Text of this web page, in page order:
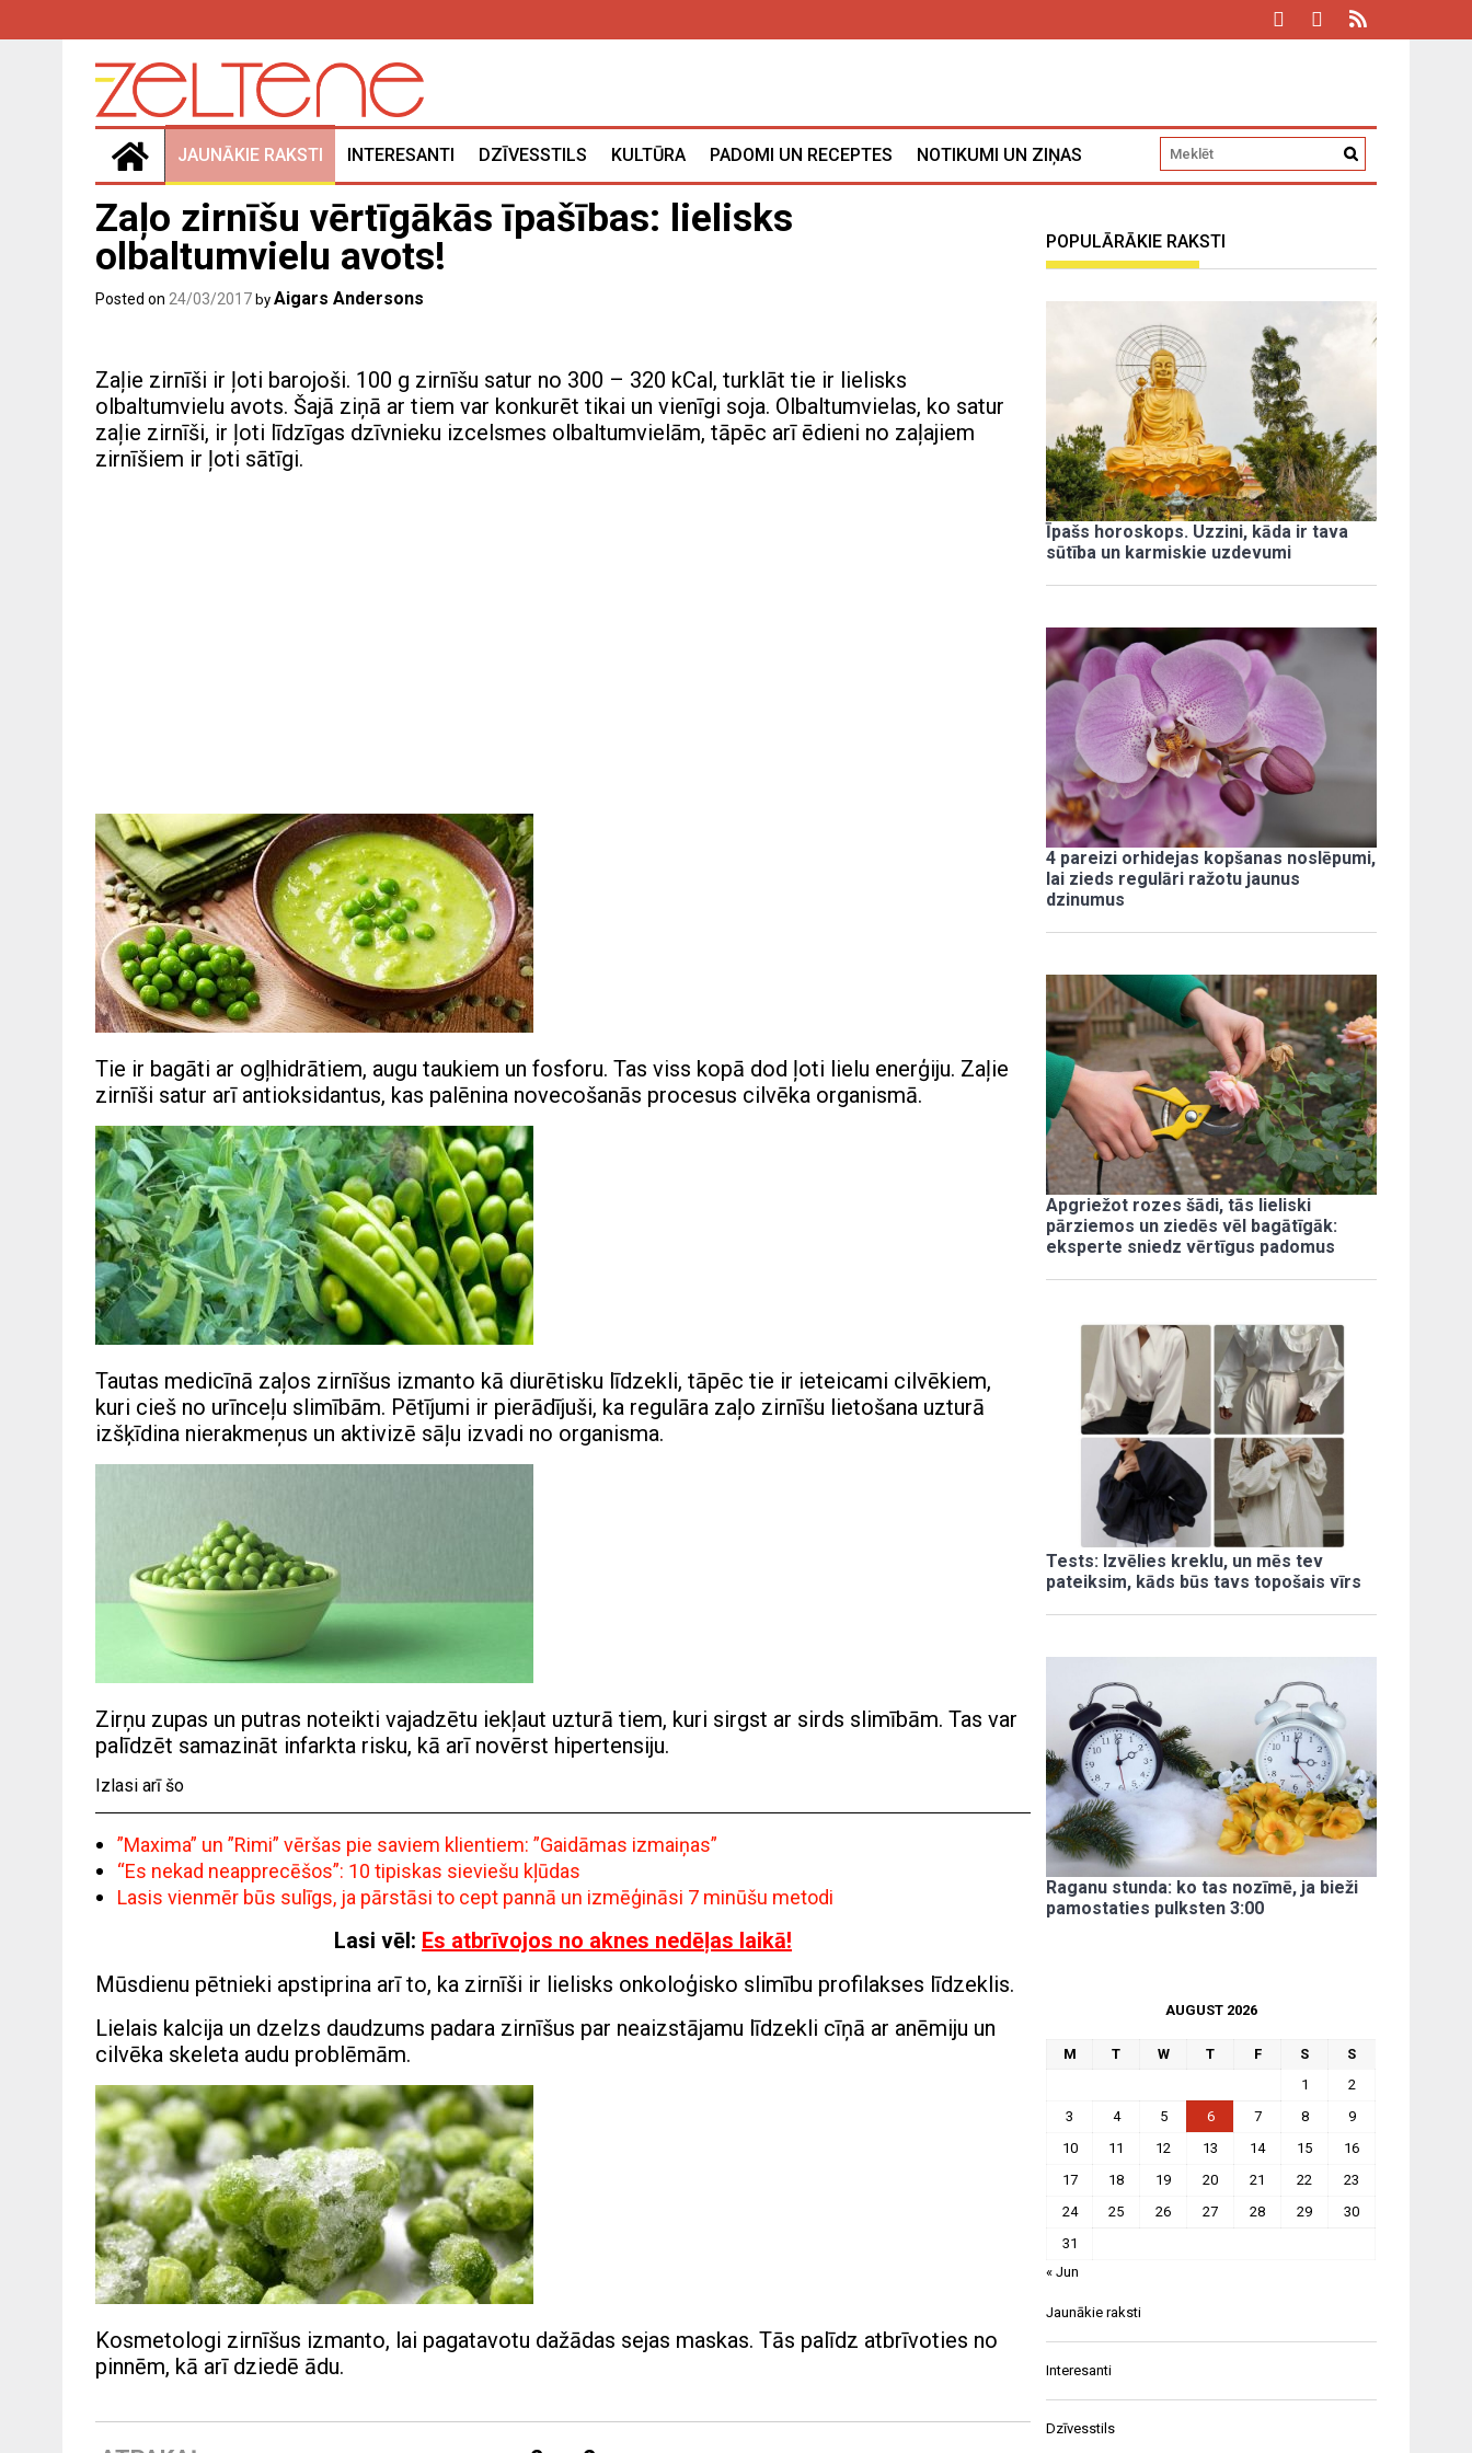
JAUNĀKIE RAKSTI INTERESANTI DZĪVESSTILS KULTŪRA PADOMI UN RECEPTES NOTIKUMI UN ZIŅAS
Zaļo zirnīšu vērtīgākās īpašības: lielisks
olbaltumvielu avots!
Posted on 24/03/2017 by Aigars Andersons
Zaļie zirnīši ir ļoti barojoši. 100 g zirnīšu satur no 300 – 320 kCal, turklāt tie ir lielisks
olbaltumvielu avots. Šajā ziņā ar tiem var konkurēt tikai un vienīgi soja. Olbaltumvielas, ko satur
zaļie zirnīši, ir ļoti līdzīgas dzīvnieku izcelsmes olbaltumvielām, tāpēc arī ēdieni no zaļajiem
zirnīšiem ir ļoti sātīgi.
Tie ir bagāti ar ogļhidrātiem, augu taukiem un fosforu. Tas viss kopā dod ļoti lielu enerģiju. Zaļie
zirnīši satur arī antioksidantus, kas palēnina novecošanās procesus cilvēka organismā.
Tautas medicīnā zaļos zirnīšus izmanto kā diurētisku līdzekli, tāpēc tie ir ieteicami cilvēkiem,
kuri cieš no urīnceļu slimībām. Pētījumi ir pierādījuši, ka regulāra zaļo zirnīšu lietošana uzturā
izšķīdina nierakmeņus un aktivizē sāļu izvadi no organisma.
Zirņu zupas un putras noteikti vajadzētu iekļaut uzturā tiem, kuri sirgst ar sirds slimībām. Tas var
palīdzēt samazināt infarkta risku, kā arī novērst hipertensiju.
Izlasi arī šo
”Maxima” un ”Rimi” vēršas pie saviem klientiem: ”Gaidāmas izmaiņas”
“Es nekad neapprecēšos”: 10 tipiskas sieviešu kļūdas
Lasis vienmēr būs sulīgs, ja pārstāsi to cept pannā un izmēģināsi 7 minūšu metodi
Lasi vēl: Es atbrīvojos no aknes nedēļas laikā!
Mūsdienu pētnieki apstiprina arī to, ka zirnīši ir lielisks onkoloģisko slimību profilakses līdzeklis.
Lielais kalcija un dzelzs daudzums padara zirnīšus par neaizstājamu līdzekli cīņā ar anēmiju un
cilvēka skeleta audu problēmām.
Kosmetologi zirnīšus izmanto, lai pagatavotu dažādas sejas maskas. Tās palīdz atbrīvoties no
pinnēm, kā arī dziedē ādu.
POPULĀRĀKIE RAKSTI
Īpašs horoskops. Uzzini, kāda ir tava
sūtība un karmiskie uzdevumi
4 pareizi orhidejas kopšanas noslēpumi,
lai zieds regulāri ražotu jaunus
dzinumus
Apgriežot rozes šādi, tās lieliski
pārziemos un ziedēs vēl bagātīgāk:
eksperte sniedz vērtīgus padomus
Tests: Izvēlies kreklu, un mēs tev
pateiksim, kāds būs tavs topošais vīrs
Raganu stunda: ko tas nozīmē, ja bieži
pamostaties pulksten 3:00
AUGUST 2026
M T W T F S
S
1
2
3
4 5 6 7 8
9
10
11 12 13 14 15
16
17
18 19 20 21 22
23
24
25 26 27 28 29
30
31
« Jun
Jaunākie raksti
Interesanti
Dzīvesstils